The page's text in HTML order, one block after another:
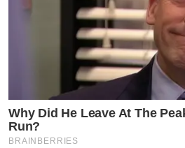
Why Did He Leave At The
Run?
BRAINBERRIES